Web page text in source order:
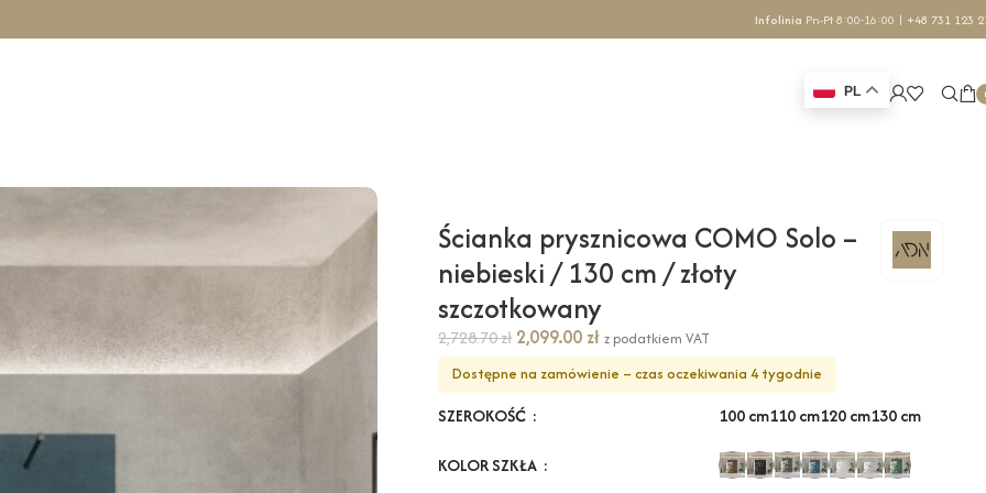
Infolinia Pn-Pt 8:00-16:00 | +48 731 123
PL
Ścianka prysznicowa COMO Solo –
niebieski / 130 cm / złoty
szczotkowany
2,728.70zł 2,099.00 zł z podatkiem VAT
Dostępne na zamówienie – czas oczekiwania 4 tygodnie
SZEROKOŚĆ 100 cm110 cm120 cm130 cm
KOLOR SZKŁA